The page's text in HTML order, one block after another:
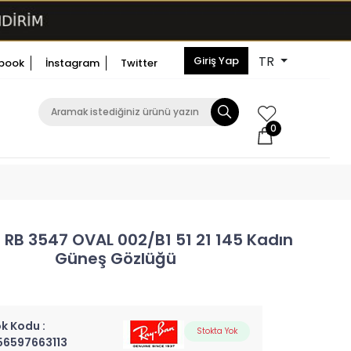
İnstagram Twitter Giriş Yap TR
0
RB 3547 OVAL 002/B1 51 21 145 Kadın
Güneş Gözlüğü
Kodu :
Stokta Yok